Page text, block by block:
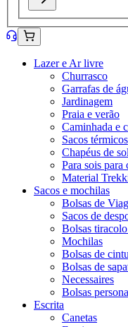
Lazer e Ar livre
Churrasco
Garrafas de
Jardinagem
Praia e verão
Caminhada e
Sacos térmicos
Chapéus de
Para sois para
Material
Sacos e mochilas
Bolsas de
Sacos de
Bolsas
Mochilas
Bolsas de
Bolsas de
Necessaires
Bolsas
Escrita
Canetas